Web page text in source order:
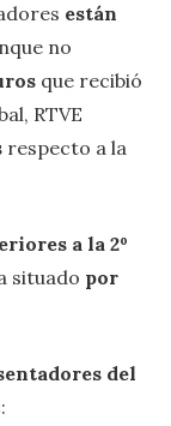
están
no
que recibió
RTVE
respecto a la
a la 2º
situado por
del